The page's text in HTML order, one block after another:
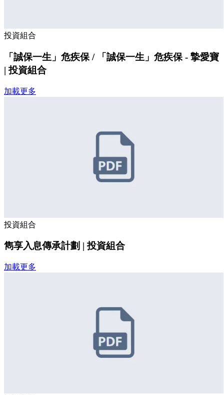
投資組合
「誠保一生」危疾保 / 「誠保一生」危疾保 - 摯愛寶
| 投資組合
加載更多
投資組合
雋享入息傳承計劃 | 投資組合
加載更多